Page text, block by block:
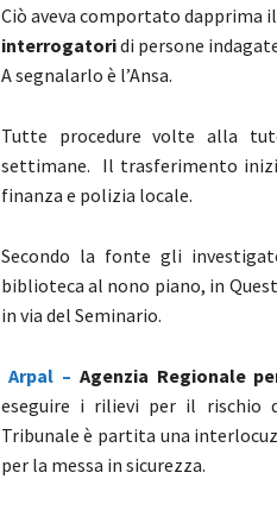
Ciò aveva comportato dapprima il
interrogatoridi persone
A segnalarlo è l’Ansa.
Tutte procedure volte alla
settimane. Il trasferimento
finanza e polizia locale.
Secondo la fonte gli
biblioteca al nono piano, in
in via del Seminario.
Arpal – Agenzia Regionale
eseguire i rilievi per il rischio
Tribunale è partita una
per la messa in sicurezza.